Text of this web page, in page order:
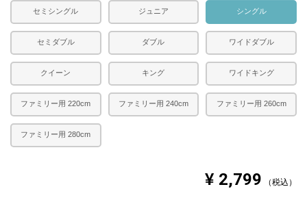
セミシングル ジュニア シングル
セミダブル ダブル ワイドダブル
クイーン キング ワイドキング
ファミリー用 220cm ファミリー用 240cm ファミリー用 260cm
ファミリー用 280cm
¥ 2,799 税込